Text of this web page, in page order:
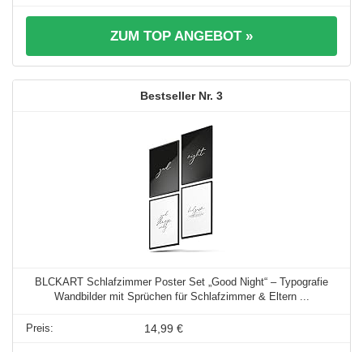
ZUM TOP ANGEBOT »
3
BLCKART Schlafzimmer Poster Set „Good Night“ – Typografie
Wandbilder mit Sprüchen für Schlafzimmer & Eltern ...
14,99 €